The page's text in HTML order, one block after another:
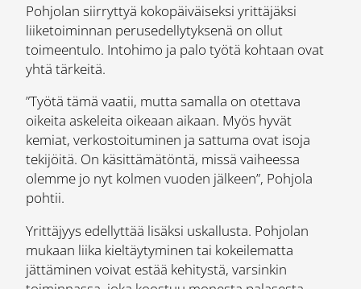
Pohjolan siirryttyä kokopäiväiseksi yrittäjäksi
liiketoiminnan perusedellytyksenä on ollut
toimeentulo. Intohimo ja palo työtä kohtaan ovat
yhtä tärkeitä.
”Työtä tämä vaatii, mutta samalla on otettava
oikeita askeleita oikeaan aikaan. Myös hyvät
kemiat, verkostoituminen ja sattuma ovat isoja
tekijöitä. On käsittämätöntä, missä vaiheessa
olemme jo nyt kolmen vuoden jälkeen”, Pohjola
pohtii.
Yrittäjyys edellyttää lisäksi uskallusta. Pohjolan
mukaan liika kieltäytyminen tai kokeilematta
jättäminen voivat estää kehitystä, varsinkin